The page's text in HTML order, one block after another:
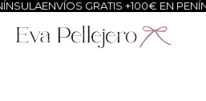
ENVÍOS GRATIS +100€ EN